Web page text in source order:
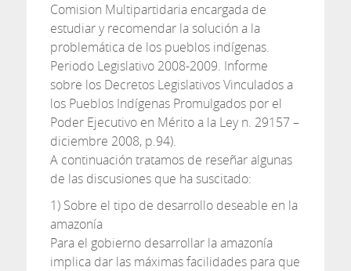
Comision Multipartidaria encargada de
estudiar y recomendar la solución a la
problemática de los pueblos indígenas.
Periodo Legislativo 2008-2009. Informe
sobre los Decretos Legislativos Vinculados a
los Pueblos Indígenas Promulgados por el
Poder Ejecutivo en Mérito a la Ley n. 29157 –
diciembre 2008, p.94).
A continuación tratamos de reseñar algunas
de las discusiones que ha suscitado:
1) Sobre el tipo de desarrollo deseable en la
amazonía
Para el gobierno desarrollar la amazonía
implica dar las máximas facilidades para que